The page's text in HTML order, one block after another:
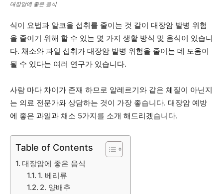
대장암에 좋은 음식
식이 요법과 알코올 섭취를 줄이는 것 같이 대장암 발병 위험
을 줄이기 위해 할 수 있는 몇 가지 생활 방식 및 음식이 있습니
다. 채소와 과일 섭취가 대장암 발병 위험을 줄이는 데 도움이
될 수 있다는 여러 연구가 있습니다.
사람 마다 차이가 존재 하므로 알레르기와 같은 체질이 아닌지
는 의료 전문가와 상담하는 것이 가장 좋습니다. 대장암 예방
에 좋은 과일과 채소 5가지를 소개 해드리겠습니다.
Table of Contents
대장암에 좋은 음식
1. 베리류
2. 양배추